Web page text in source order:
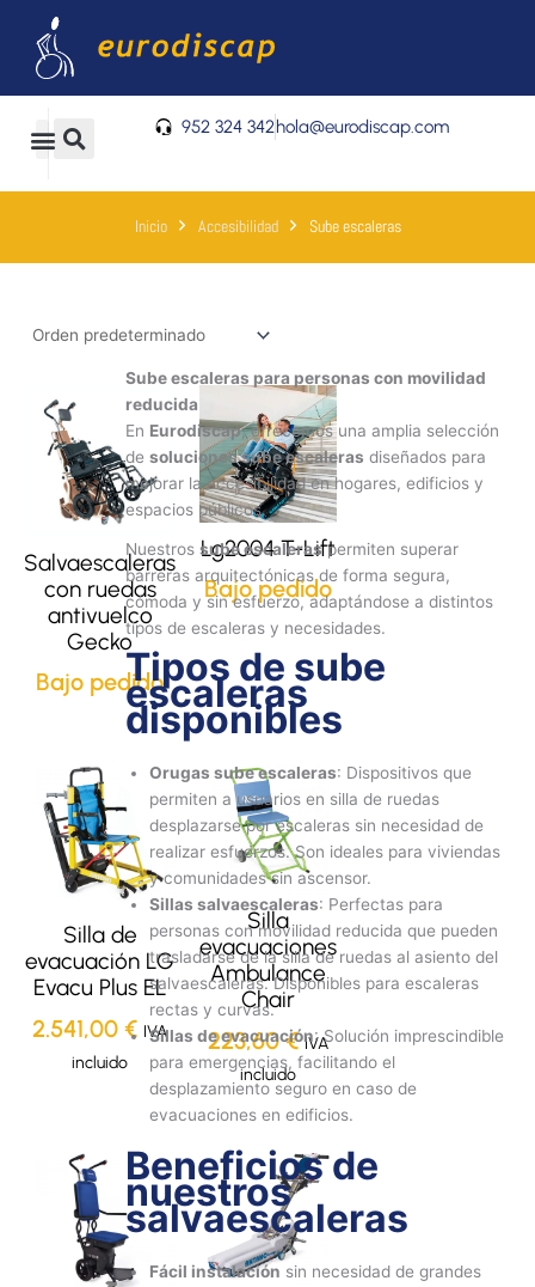
contenido
0
Carrito 952 324 342hola@eurodiscap.com
Inicio Accesibilidad Sube escaleras
Salvaescaleras
con ruedas
antivuelco
Gecko
Bajo pedido
Lg2004 T-Lift
Bajo pedido
Silla de
evacuación LG
Evacu Plus EL
2.541,00 € IVA
incluido
Silla
evacuaciones
Ambulance
Chair
223,60€ IVA
incluido
Sube escaleras para personas con movilidad
reducida
En Eurodiscap, ofrecemos una amplia selección
desoluciones sube escaleras diseñados para
mejorar la accesibilidad en hogares, edificios y
espacios públicos.
Nuestrossube escaleraspermiten superar
barreras arquitectónicas de forma segura,
cómoda y sin esfuerzo, adaptándose a distintos
tipos de escaleras y necesidades.
Tipos de sube
escaleras
disponibles
Orugas sube escaleras: Dispositivos que
permiten a usuarios en silla de ruedas
desplazarse por escaleras sin necesidad de
realizar esfuerzos. Son ideales para viviendas
y comunidades sin ascensor.
Sillas salvaescaleras: Perfectas para
personas con movilidad reducida que pueden
trasladarse de la silla de ruedas al asiento del
salvaescaleras. Disponibles para escaleras
rectas y curvas.
Sillas de evacuación: Solución imprescindible
para emergencias, facilitando el
desplazamiento seguro en caso de
evacuaciones en edificios.
Beneficios de
nuestros
salvaescaleras
Fácil instalación sin necesidad de grandes